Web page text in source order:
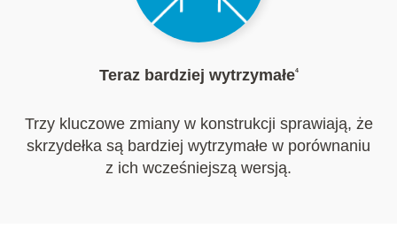
Teraz bardziej wytrzymałe4
Trzy kluczowe zmiany w konstrukcji sprawiają, że
skrzydełka są bardziej wytrzymałe w porównaniu
z ich wcześniejszą wersją.